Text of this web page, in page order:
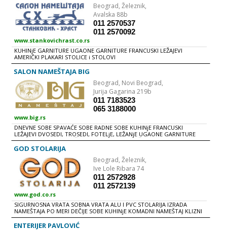
Beograd,Železnik,
Avalska 88b
011 2570537
011 2570092
www.stankovichrast.co.rs
KUHINjE GARNITURE UGAONE GARNITURE FRANCUSKI LEŽAJEVI
AMERIČKI PLAKARI STOLICE i STOLOVI
SALON NAMEŠTAJA BIG
Beograd, Novi Beograd,
Jurija Gagarina 219b
011 7183523
065 3188000
www.big.rs
DNEVNE SOBE SPAVAĆE SOBE RADNE SOBE KUHINjE FRANCUSKI
LEŽAJEVI DVOSEDI, TROSEDI, FOTELjE, LEŽANjE UGAONE GARNITURE
STOLOVI i STOLICE DUŠECI CIPELARNICI AMERIČKI PLAKARI, ORMARI
KOMODE i VITRINE DRVENI KREVETI KOMPJUTERSKI STOLOVI
OGLEDALA ČIVILUCI GARDEROBERI...
GOD STOLARIJA
Beograd,Železnik,
Ive Lole Ribara 74
011 2572928
011 2572139
www.god.co.rs
SIGURNOSNA VRATA SOBNA VRATA ALU I PVC STOLARIJA IZRADA
NAMEŠTAJA PO MERI DEČIJE SOBE KUHINjE KOMADNI NAMEŠTAJ KLIZNI
PLAKARI
ENTERIJER PAVLOVIĆ